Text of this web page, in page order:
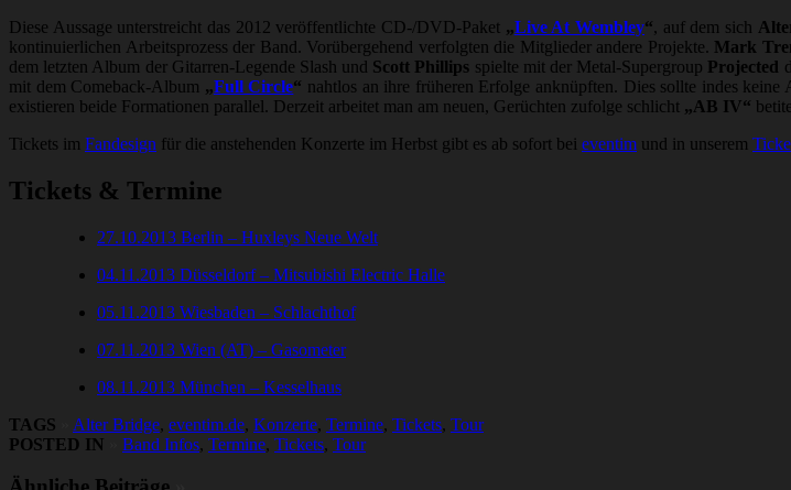
Diese Aussage unterstreicht das 2012 veröffentlichte CD-/DVD-Paket „Live At Wembley“, auf dem sich
kontinuierlichen Arbeitsprozess der Band. Vorübergehend verfolgten die Mitglieder andere Projekte. Mark
dem letzten Album der Gitarren-Legende Slash und Scott Phillips spielte mit der Metal-Supergroup Projected
mit dem Comeback-Album „Full Circle“ nahtlos an ihre früheren Erfolge anknüpften. Dies sollte indes keine
existieren beide Formationen parallel. Derzeit arbeitet man am neuen, Gerüchten zufolge schlicht „AB IV“
Tickets im Fandesign für die anstehenden Konzerte im Herbst gibt es ab sofort bei eventim und in unserem
Tickets & Termine
27.10.2013 Berlin – Huxleys Neue Welt
04.11.2013 Düsseldorf – Mitsubishi Electric Halle
05.11.2013 Wiesbaden – Schlachthof
07.11.2013 Wien (AT) – Gasometer
08.11.2013 München – Kesselhaus
TAGS
Alter Bridge, eventim.de, Konzerte, Termine, Tickets, Tour
POSTED IN
Band Infos, Termine, Tickets, Tour